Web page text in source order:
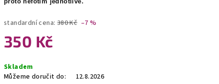
standardní cena: 380 Kč –7 %
350 Kč
cena:
Skladem
Můžeme doručit do:
12.8.2026